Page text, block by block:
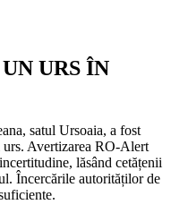
URS ÎN
satul Ursoaia, a fost
urs. Avertizarea RO-Alert
lăsând cetățenii
Încercările autorităților de